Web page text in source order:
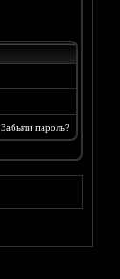
Забыли пароль?